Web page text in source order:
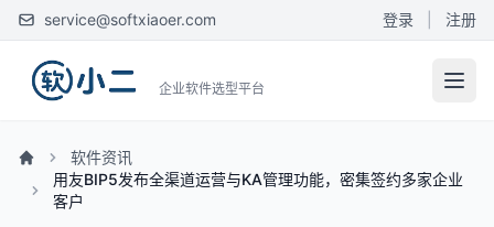
service@softxiaoer.com 登录 注册
企业软件选型平台
软件资讯
用友BIP5发布全渠道运营与KA管理功能，密集签约多家企业
客户